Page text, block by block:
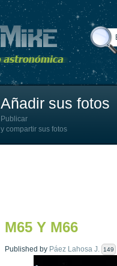
Añadir sus fotos
Publicar
y compartir sus fotos
M65 Y M66
Published by Páez Lahosa J. 149